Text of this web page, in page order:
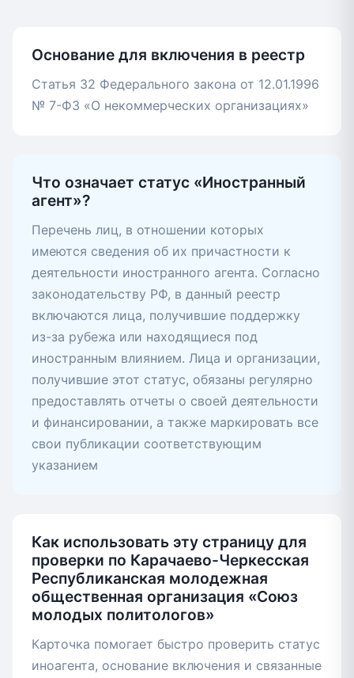
Основание для включения в реестр
Статья 32 Федерального закона от 12.01.1996
№ 7-ФЗ «О некоммерческих организациях»
Что означает статус «Иностранный
агент»?
Перечень лиц, в отношении которых
имеются сведения об их причастности к
деятельности иностранного агента. Согласно
законодательству РФ, в данный реестр
включаются лица, получившие поддержку
из-за рубежа или находящиеся под
иностранным влиянием. Лица и организации,
получившие этот статус, обязаны регулярно
предоставлять отчеты о своей деятельности
и финансировании, а также маркировать все
свои публикации соответствующим
указанием
Как использовать эту страницу для
проверки по Карачаево-Черкесская
Республиканская молодежная
общественная организация «Союз
молодых политологов»
Карточка помогает быстро проверить статус
иноагента, основание включения и связанные